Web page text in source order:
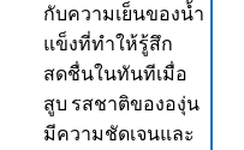
กับความเย็นของน้ำ
แข็งที่ทำให้รู้สึก
สดชื่นในทันทีเมื่อ
สูบ รสชาติขององุ่น
มีความชัดเจนและ